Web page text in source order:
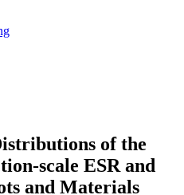
of the
scale ESR and
and Materials